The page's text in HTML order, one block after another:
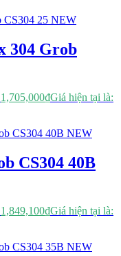
304 Grob
1,705,000₫Giá hiện tại là:
CS304 40B
1,849,100₫Giá hiện tại là: